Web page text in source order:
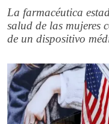
La farmacéutica
salud de las mujeres
de un dispositivo